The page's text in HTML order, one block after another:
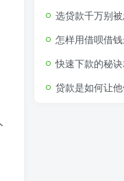
选贷款千万别被忽悠了
怎样用借呗借钱最划
快速下款的秘诀
贷款是如何让